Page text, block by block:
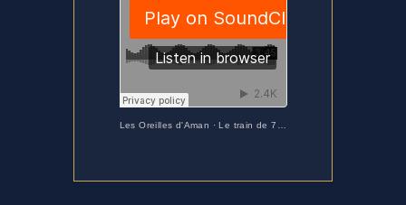
Les Oreilles d'Aman ·Le train de 7h40